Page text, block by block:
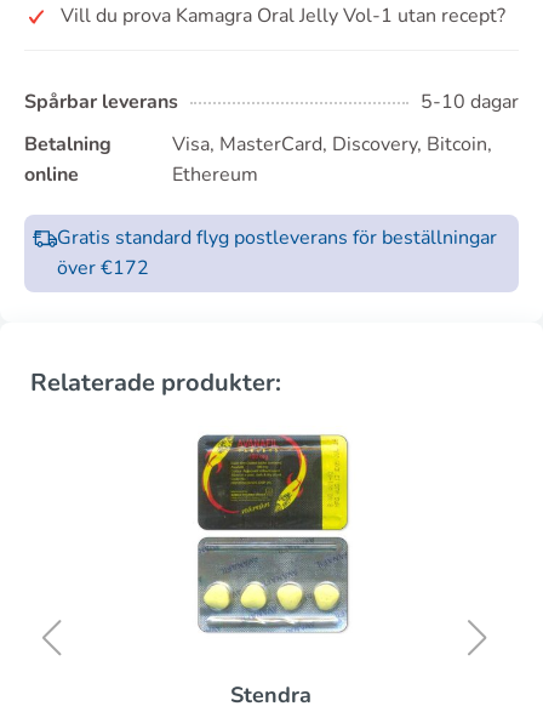
Vill du prova Kamagra Oral Jelly Vol-1 utan recept?
Spårbar leverans
5-10 dagar
Betalning
online
Visa, MasterCard, Discovery, Bitcoin,
Ethereum
Gratis standard flyg postleverans för beställningar
över €172
Relaterade produkter:
Stendra